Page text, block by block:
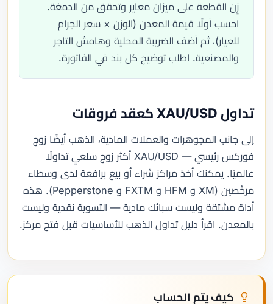
زِن القطعة على ميزان معاير وتحقق من الدمغة.
احسب أولًا قيمة المعدن (الوزن × سعر الجرام
للعيار)، ثم أضف الضريبة المحلية وهامش التاجر
والمصنعية. اطلب توضيح كل بند في الفاتورة.
تداول XAU/USD كعقد فروقات
إلى جانب المجوهرات والعملات المادية، الذهب أيضًا زوج
فوركس رئيسي — XAU/USD أكثر زوج سلعي تداولًا
عالميًا. يمكنك أخذ مراكز شراء أو بيع برافعة لدى وسطاء
مرخّصين (XM و HFM و FXTM و Pepperstone). هذه
أداة مشتقة وليست سبائك مادية — التسوية نقدية وليست
بالمعدن. اقرأ دليل تداول الذهب للأساسيات قبل فتح مركز.
كيف يتم الحساب